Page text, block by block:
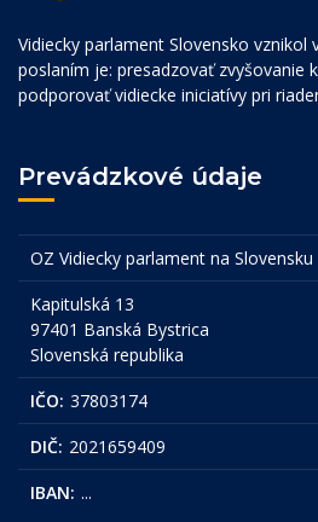
Vidiecky parlament Slovensko vznikol
poslaním je: presadzovať zvyšovanie
podporovať vidiecke iniciatívy pri
Prevádzkové údaje
OZ Vidiecky parlament na Slovensku
Kapitulská 13
97401 Banská Bystrica
Slovenská republika
IČO: 37803174
DIČ: 2021659409
IBAN: ...